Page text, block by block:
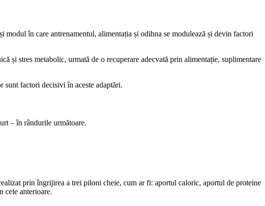
modul în care antrenamentul, alimentația și odihna se modulează și devin factori
și stres metabolic, urmată de o recuperare adecvată prin alimentație, suplimentare
factori decisivi în aceste adaptări.
– în rândurile următoare.
prin îngrijirea a trei piloni cheie, cum ar fi: aportul caloric, aportul de proteine
cele anterioare.